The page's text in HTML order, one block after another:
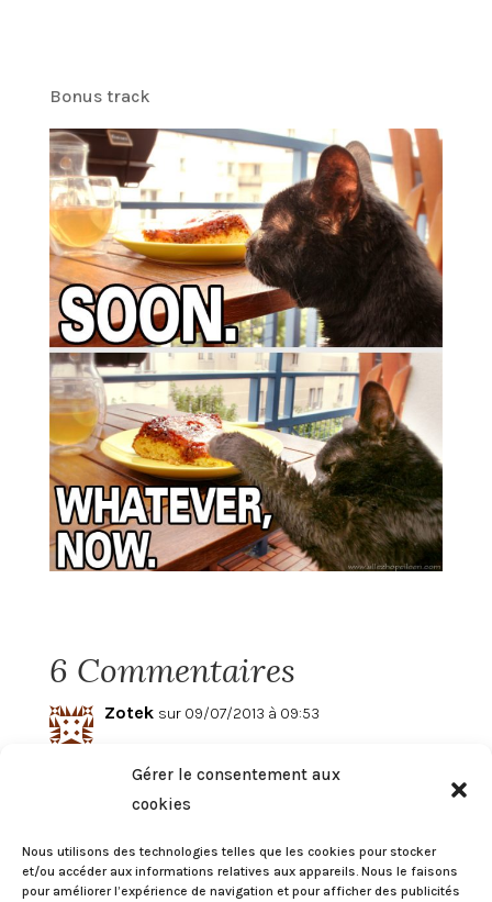
Gérer le consentement aux
cookies
Nous utilisons des technologies telles que les cookies pour stocker
et/ou accéder aux informations relatives aux appareils. Nous le faisons
pour améliorer l’expérience de navigation et pour afficher des publicités
Bonus track
6 Commentaires
Zotek sur 09/07/2013 à 09:53
sous cette canicule!!!
En plus si les chats en raffole!
Réponse